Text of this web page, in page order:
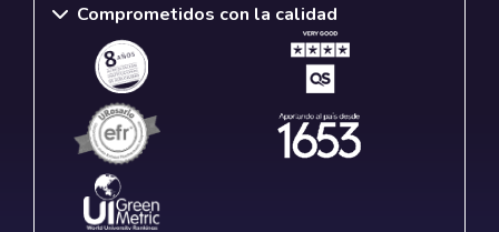
Comprometidos con la calidad